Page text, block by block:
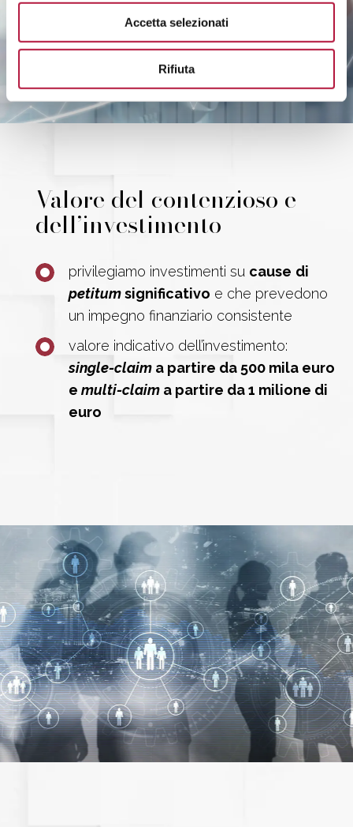
Accetta selezionati
Rifiuta
Valore del contenzioso e
dell’investimento
privilegiamo investimenti su cause di
petitumsignificativo e che prevedono
un impegno finanziario consistente
valore indicativo dell’investimento:
single-claima partire da 500 mila euro
e multi-claima partire da 1 milione di
euro